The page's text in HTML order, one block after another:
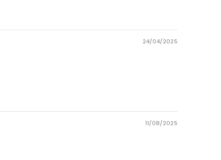
24/04/2025
11/08/2025